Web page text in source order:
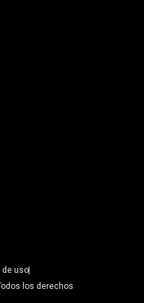
de uso
los derechos